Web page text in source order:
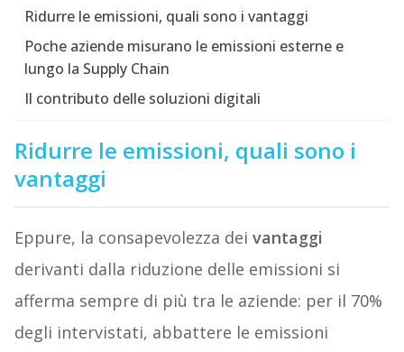
Ridurre le emissioni, quali sono i vantaggi
Poche aziende misurano le emissioni esterne e
lungo la Supply Chain
Il contributo delle soluzioni digitali
Ridurre le emissioni, quali sono i
vantaggi
Eppure, la consapevolezza dei vantaggi
derivanti dalla riduzione delle emissioni si
afferma sempre di più tra le aziende: per il 70%
degli intervistati, abbattere le emissioni